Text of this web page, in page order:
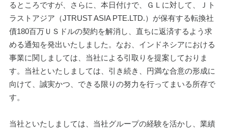
るところですが、さらに、本日付けで、ＧＬに対して、Ｊト
ラストアジア（JTRUST ASIA PTE.LTD.）が保有する転換社
債180百万ＵＳドルの契約を解消し、直ちに返済するよう求
める通知を発出いたしました。なお、インドネシアにおける
事業に関しましては、当社による引取りを提案しておりま
す。当社といたしましては、引き続き、円満な合意の形成に
向けて、誠実かつ、できる限りの努力を行ってまいる所存で
す。
当社といたしましては、当社グループの経験を活かし、業績